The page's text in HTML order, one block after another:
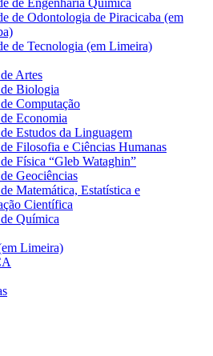
de Odontologia de Piracicaba (em
de Tecnologia (em Limeira)
Artes
Biologia
Computação
Economia
Estudos da Linguagem
Filosofia e Ciências Humanas
Física “Gleb Wataghin”
Geociências
Matemática, Estatística e
Científica
Química
Limeira)